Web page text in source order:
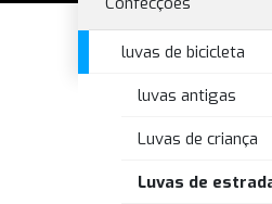
luvas de bicicleta
luvas antigas
Luvas de criança
Luvas de